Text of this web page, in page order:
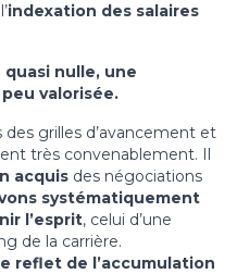
indexation des salaires
nulle, une
valorisée.
grilles d’avancement et
très convenablement. Il
acquis des négociations
systématiquement
l’esprit, celui d’une
de la carrière.
reflet de l’accumulation